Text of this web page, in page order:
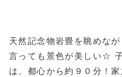
天然記念物岩畳を眺めな
言っても景色が美しい☆
は、都心から約９０分！